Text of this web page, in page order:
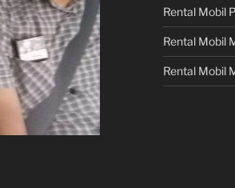
Rental Mobil
Rental Mobil
Rental Mobil